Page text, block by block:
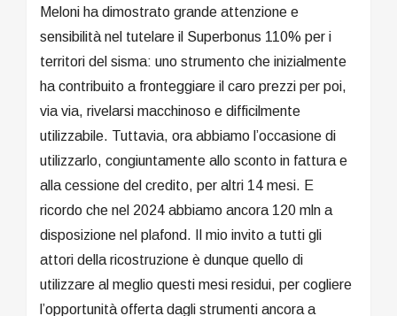
Meloni ha dimostrato grande attenzione e
sensibilità nel tutelare il Superbonus 110% per i
territori del sisma: uno strumento che inizialmente
ha contribuito a fronteggiare il caro prezzi per poi,
via via, rivelarsi macchinoso e difficilmente
utilizzabile. Tuttavia, ora abbiamo l’occasione di
utilizzarlo, congiuntamente allo sconto in fattura e
alla cessione del credito, per altri 14 mesi. E
ricordo che nel 2024 abbiamo ancora 120 mln a
disposizione nel plafond. Il mio invito a tutti gli
attori della ricostruzione è dunque quello di
utilizzare al meglio questi mesi residui, per cogliere
l’opportunità offerta dagli strumenti ancora a